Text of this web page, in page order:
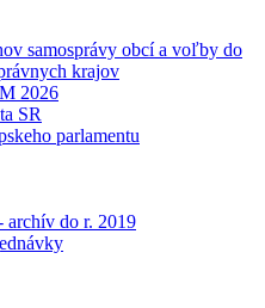
samosprávy obcí a voľby do
krajov
2026
SR
parlamentu
archív do r. 2019